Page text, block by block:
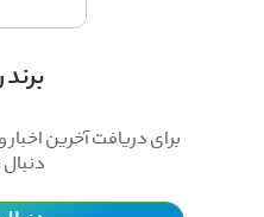
برند
برای دریافت آخرین اخبار
دنبال